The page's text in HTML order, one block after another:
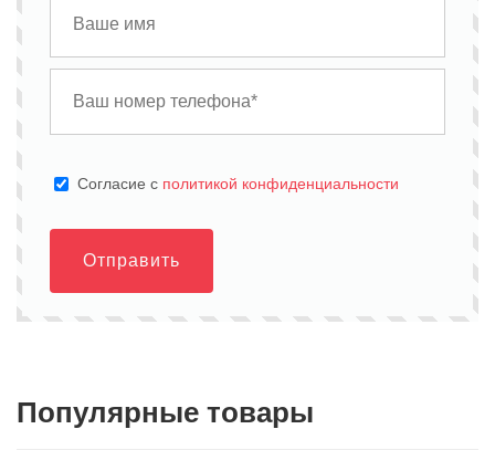
Cогласие с политикой конфиденциальности
Отправить
Популярные товары